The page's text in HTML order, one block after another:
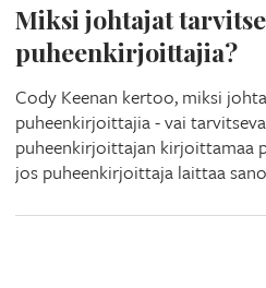
Miksi johtajat
puheenkirjoittajia?
Cody Keenan kertoo, miksi
puheenkirjoittajia - vai
puheenkirjoittajan kirjoittamaa
jos puheenkirjoittaja laittaa